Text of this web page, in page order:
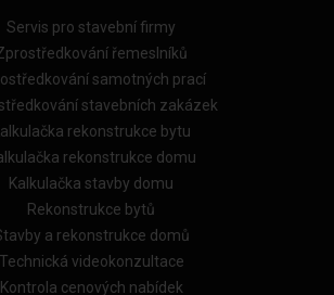
Servis pro stavební firmy
řemeslníků
samotných prací
stavebních zakázek
rekonstrukce bytu
rekonstrukce domu
Kalkulačka stavby domu
Rekonstrukce bytů
a rekonstrukce domů
Technická videokonzultace
Kontrola cenových nabídek